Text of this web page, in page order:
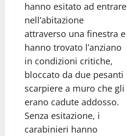
hanno esitato ad entrare
nell’abitazione
attraverso una finestra e
hanno trovato l’anziano
in condizioni critiche,
bloccato da due pesanti
scarpiere a muro che gli
erano cadute addosso.
Senza esitazione, i
carabinieri hanno